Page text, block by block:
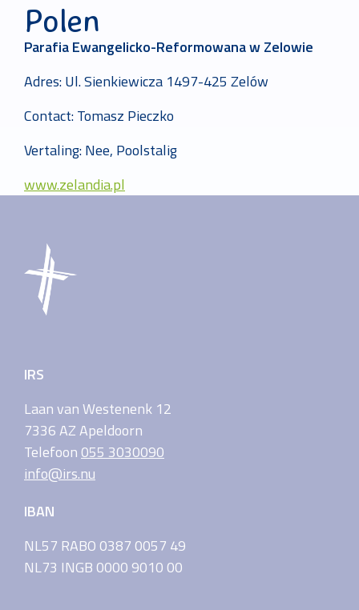
Polen
Parafia Ewangelicko-Reformowana w Zelowie
Adres: Ul. Sienkiewicza 1497-425 Zelów
Contact: Tomasz Pieczko
Vertaling: Nee, Poolstalig
www.zelandia.pl
IRS
Laan van Westenenk 12
7336 AZ Apeldoorn
Telefoon 055 3030090
info@irs.nu
IBAN
NL57 RABO 0387 0057 49
NL73 INGB 0000 9010 00